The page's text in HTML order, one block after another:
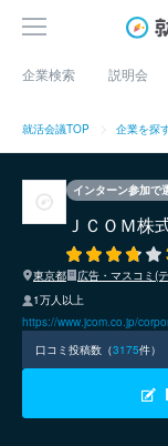
企業検索 説明会
就活会議TOP 企業を探
インターン参加で
ＪＣＯＭ株
東京都
広告・マスコミ(
1万人以上
https://www.jcom.co.jp/
口コミ投稿数（3175件）